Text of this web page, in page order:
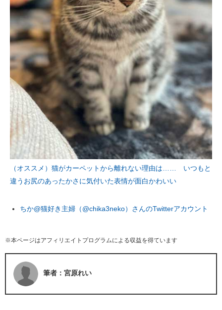
（オススメ）猫がカーペットから離れない理由は…… いつもと
違うお尻のあったかさに気付いた表情が面白かわいい
ちか@猫好き主婦（@chika3neko）さんのTwitterアカウント
※本ページはアフィリエイトプログラムによる収益を得ています
筆者：宮原れい